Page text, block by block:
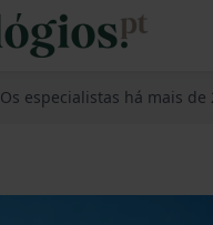
Os especialistas há mais de